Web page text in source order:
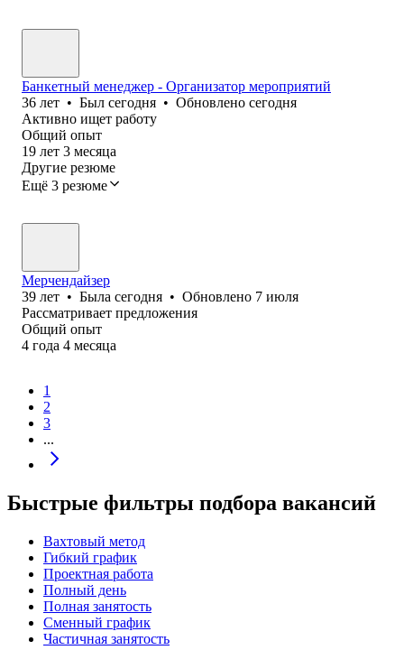
Банкетный менеджер - Организатор мероприятий
36 лет • Был сегодня • Обновлено сегодня
Активно ищет работу
Общий опыт
19 лет 3 месяца
Другие резюме
Ещё 3 резюме
Мерчендайзер
39 лет • Была сегодня • Обновлено 7 июля
Рассматривает предложения
Общий опыт
4 года 4 месяца
1
2
3
...
Быстрые фильтры подбора вакансий
Вахтовый метод
Гибкий график
Проектная работа
Полный день
Полная занятость
Сменный график
Частичная занятость